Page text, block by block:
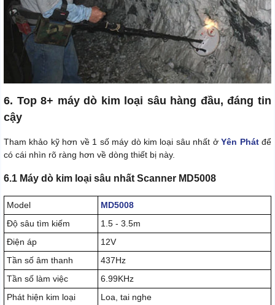
6. Top 8+ máy dò kim loại sâu hàng đầu, đáng tin
cậy
Tham khảo kỹ hơn về 1 số máy dò kim loại sâu nhất ởYên Phátđể
có cái nhìn rõ ràng hơn về dòng thiết bị này.
6.1 Máy dò kim loại sâu nhất Scanner MD5008
Model
MD5008
Độ sâu tìm kiếm
1.5 - 3.5m
Điện áp
12V
Tần số âm thanh
437Hz
Tần số làm việc
6.99KHz
Phát hiện kim loại
Loa, tai nghe